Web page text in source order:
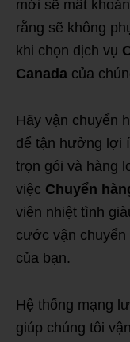
mới sẽ mất
rằng sẽ không
khi chọn dịch vụ
Canada của
Hãy vận chuyển
để tận hưởng lợi
trọn gói và hàng
việc Chuyển
viên nhiệt tình
cước vận
của bạn.
Hệ thống mạng
giúp chúng tôi